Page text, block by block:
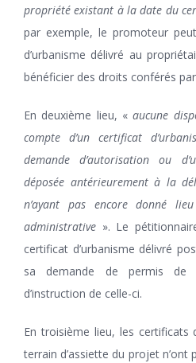
propriété existant à la date du
par exemple, le promoteur
d’urbanisme délivré au
bénéficier des droits conférés
En deuxième lieu, «aucune
compte d’un certificat
demande d’autorisation ou
déposée antérieurement à la
n’ayant pas encore donné
administrative ». Le
certificat d’urbanisme délivré
sa demande de permis de
d’instruction de celle-ci.
En troisième lieu, les certificats
terrain d’assiette du projet